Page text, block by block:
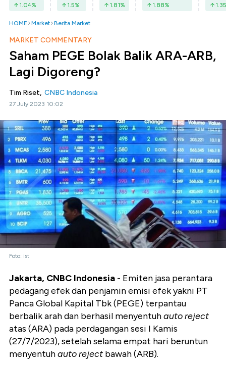
1.04% 1.5% 1.81% 1.88% 1.35
HOME Market Berita Market
MARKET COMMENTARY
Saham PEGE Bolak Balik ARA-ARB,
Lagi Digoreng?
Tim Riset, CNBC Indonesia
27 July 2023 10:02
Foto: ist
Jakarta, CNBC Indonesia - Emiten jasa perantara
pedagang efek dan penjamin emisi efek yakni PT
Panca Global Kapital Tbk (PEGE) terpantau
berbalik arah dan berhasil menyentuhauto reject
atas (ARA) pada perdagangan sesi I Kamis
(27/7/2023), setelah selama empat hari beruntun
menyentuhauto reject bawah (ARB).